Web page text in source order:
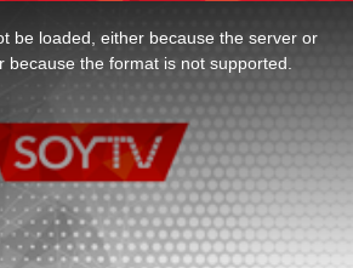
be loaded, either because the server or
because the format is not supported.